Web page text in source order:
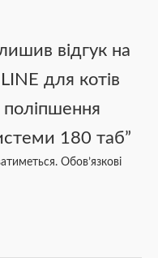
відгук на
для котів
180 таб”
Обов’язкові